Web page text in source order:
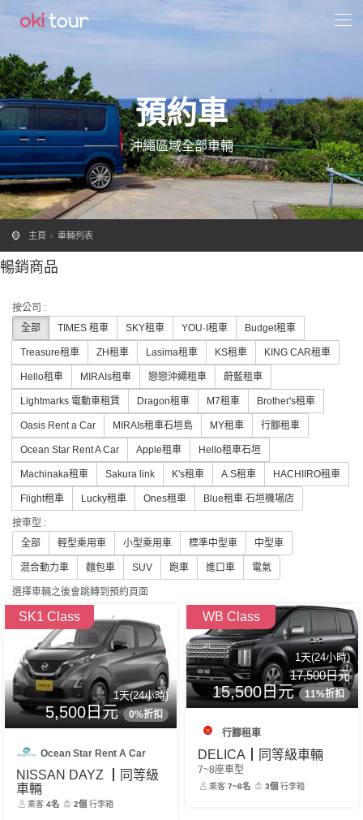
預約車
沖繩區域全部車輛
主頁 車輛列表
暢銷商品
按公司 :
全部
TIMES 租車 SKY租車 YOU·I租車 Budget租車
Treasure租車 ZH租車 Lasima租車 KS租車 KING CAR租車
Hello租車 MIRAIs租車 戀戀沖繩租車 蔚藍租車
Lightmarks 電動車租賃 Dragon租車 M7租車 Brother's租車
Oasis Rent a Car MIRAIs租車石垣島 MY租車 行腳租車
Ocean Star Rent A Car Apple租車 Hello租車石垣
Machinaka租車 Sakura link K's租車 A.S租車 HACHIIRO租車
Flight租車 Lucky租車 Ones租車 Blue租車 石垣機場店
按車型 :
全部
輕型乘用車 小型乘用車 標準中型車 中型車
混合動力車 麵包車 SUV 跑車 進口車 電氣
選擇車輛之後會跳轉到預約頁面
SK1 Class
1天(24小時)
5,500日元 0%折扣
Ocean Star Rent A Car
NISSAN DAYZ ┃同等級
車輛
乘客4名 2個 行李箱
WB Class
1天(24小時)
17,500日元
15,500日元 11%折扣
行腳租車
DELICA┃同等級車輛
7~8座車型
乘客7~8名 3個 行李箱